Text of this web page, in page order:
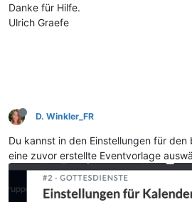
Danke für Hilfe.
Ulrich Graefe
D. Winkler_FR
Du kannst in den Einstellungen für
eine zuvor erstellte Eventvorlage